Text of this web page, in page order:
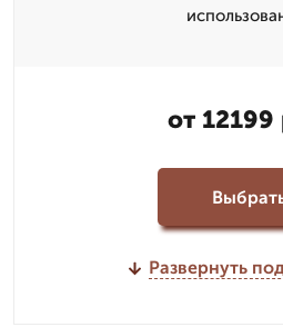
от 12199
Развернуть